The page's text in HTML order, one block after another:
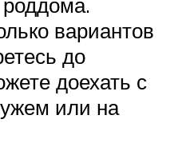
вариантов
до
доехать с
или на